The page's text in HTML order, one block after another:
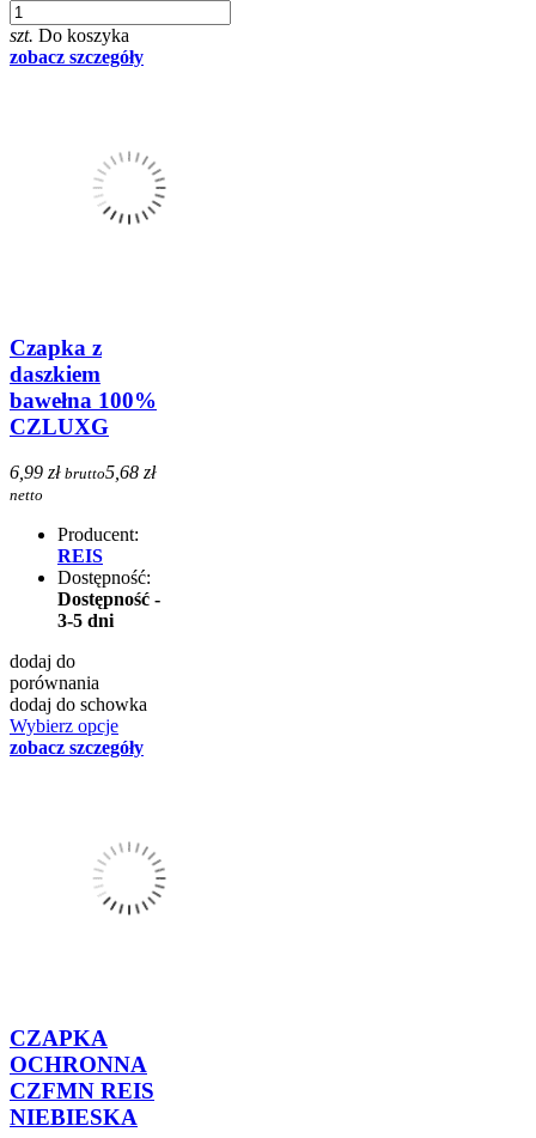
szt. Do koszyka
zobacz szczegóły
Czapka z
daszkiem
bawełna 100%
CZLUXG
6,99 zł brutto5,68 zł
netto
Producent:
REIS
Dostępność:
Dostępność -
3-5 dni
dodaj do
porównania
dodaj do schowka
Wybierz opcje
zobacz szczegóły
CZAPKA
OCHRONNA
CZFMN REIS
NIEBIESKA